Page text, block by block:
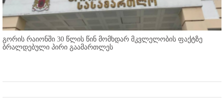
გორის რაიონში 30 წლის წინ მომხდარ მკვლელობის ფაქტზე
ბრალდებული პირი გაამართლეს